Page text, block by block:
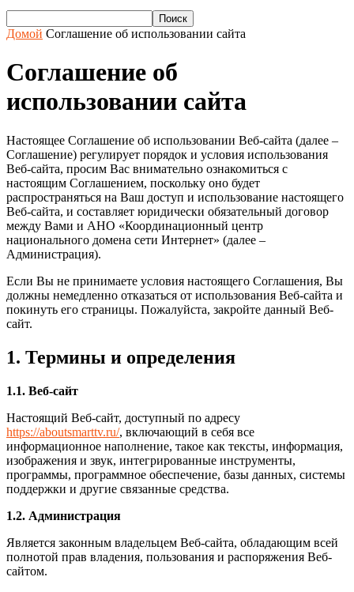
Домой Соглашение об использовании сайта
Соглашение об
использовании сайта
Настоящее Соглашение об использовании Веб-сайта (далее –
Соглашение) регулирует порядок и условия использования
Веб-сайта, просим Вас внимательно ознакомиться с
настоящим Соглашением, поскольку оно будет
распространяться на Ваш доступ и использование настоящего
Веб-сайта, и составляет юридически обязательный договор
между Вами и АНО «Координационный центр
национального домена сети Интернет» (далее –
Администрация).
Если Вы не принимаете условия настоящего Соглашения, Вы
должны немедленно отказаться от использования Веб-сайта и
покинуть его страницы. Пожалуйста, закройте данный Веб-
сайт.
1. Термины и определения
1.1. Веб-сайт
Настоящий Веб-сайт, доступный по адресу
https://aboutsmarttv.ru/, включающий в себя все
информационное наполнение, такое как тексты, информация,
изображения и звук, интегрированные инструменты,
программы, программное обеспечение, базы данных, системы
поддержки и другие связанные средства.
1.2. Администрация
Является законным владельцем Веб-сайта, обладающим всей
полнотой прав владения, пользования и распоряжения Веб-
сайтом.